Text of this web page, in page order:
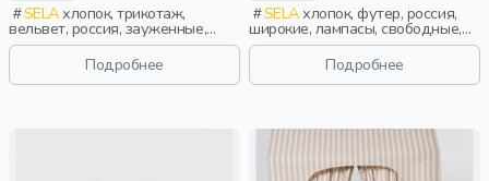
SELAхлопок, трикотаж,
вельвет, россия, зауженные,
резинка, прорези, пояс,
фактурные, эластичные,
мальчики, детиПодробнее
SELAхлопок, футер, россия,
широкие, лампасы, свободные,
принт, кулиска, пояс, эластичные,
девочки, детиПодробнее